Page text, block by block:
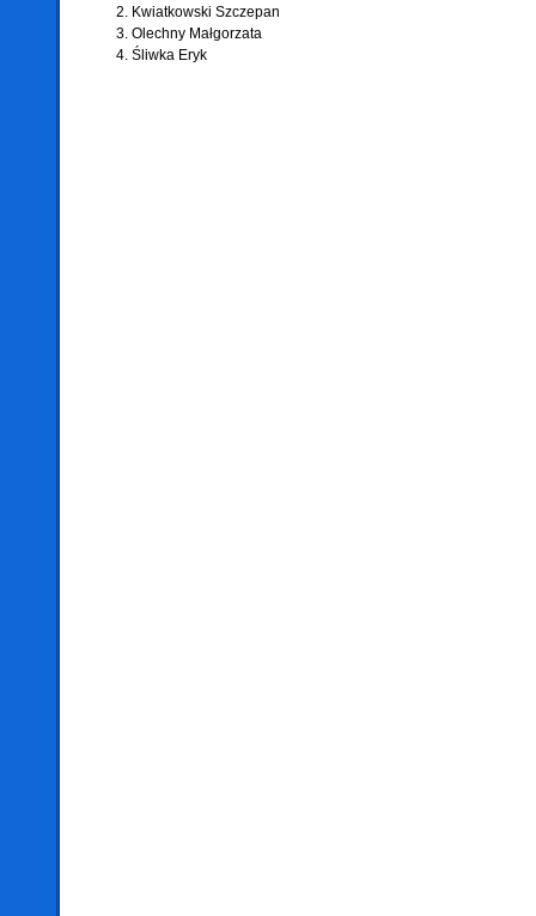
Kwiatkowski Szczepan
Olechny Małgorzata
Śliwka Eryk